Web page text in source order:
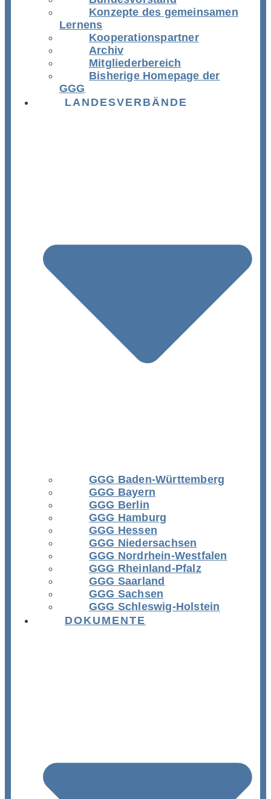
Konzepte des gemeinsamen
Lernens
Kooperationspartner
Archiv
Mitgliederbereich
Bisherige Homepage der
GGG
LANDESVERBÄNDE
GGG Baden-Württemberg
GGG Bayern
GGG Berlin
GGG Hamburg
GGG Hessen
GGG Niedersachsen
GGG Nordrhein-Westfalen
GGG Rheinland-Pfalz
GGG Saarland
GGG Sachsen
GGG Schleswig-Holstein
DOKUMENTE